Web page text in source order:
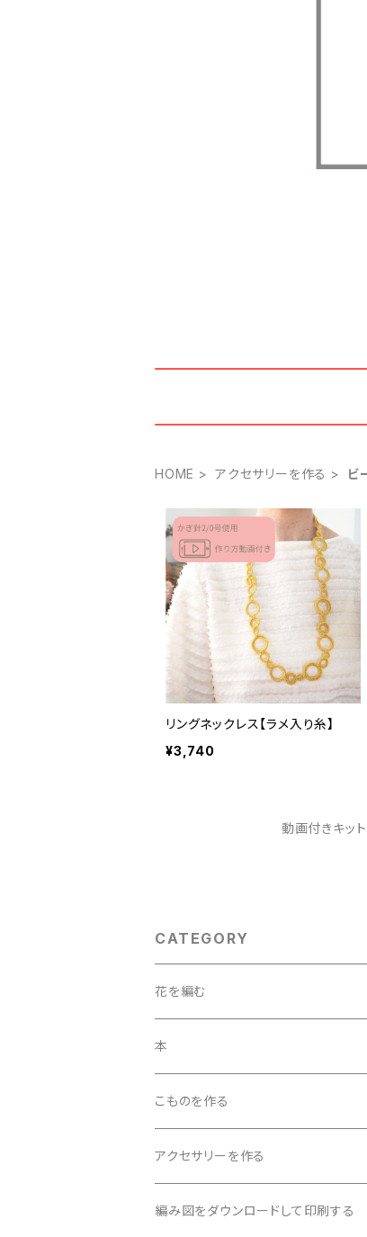
HOME アクセサリーを作る ビ
リングネックレス【ラメ入り糸】
¥3,740
動画付きキッ
CATEGORY
花を編む
「花を編む」6ｐ～13ｐの花
「花を編む」１4ｐ～20ｐの花
「花を編む」21ｐ～28ｐの花
本
こものを作る
アクセサリーを作る
ビーズを編み込んで作る
編み図をダウンロードして印刷する